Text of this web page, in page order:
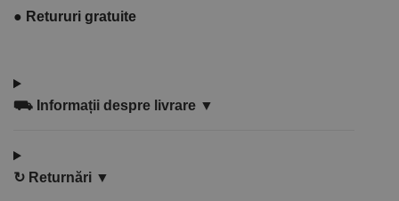
● Retururi gratuite
⛟ Informații despre livrare ▼
↻ Returnări ▼